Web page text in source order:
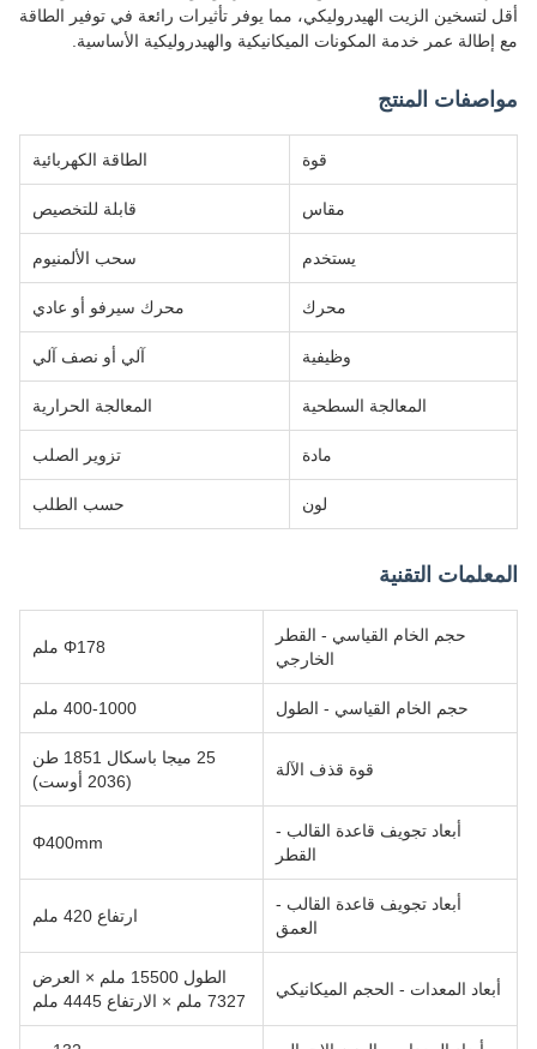
أقل لتسخين الزيت الهيدروليكي، مما يوفر تأثيرات رائعة في توفير الطاقة
مع إطالة عمر خدمة المكونات الميكانيكية والهيدروليكية الأساسية.
مواصفات المنتج
قوة الطاقة الكهربائية
مقاس قابلة للتخصيص
يستخدم سحب الألمنيوم
محرك محرك سيرفو أو عادي
وظيفية آلي أو نصف آلي
المعالجة السطحية المعالجة الحرارية
مادة تزوير الصلب
لون حسب الطلب
المعلمات التقنية
حجم الخام القياسي - القطر
الخارجي
Φ178 ملم
حجم الخام القياسي - الطول 400-1000 ملم
قوة قذف الآلة
25 ميجا باسكال 1851 طن
(2036 أوست)
أبعاد تجويف قاعدة القالب -
القطر
Φ400mm
أبعاد تجويف قاعدة القالب -
العمق
ارتفاع 420 ملم
أبعاد المعدات - الحجم الميكانيكي
الطول 15500 ملم × العرض
7327 ملم × الارتفاع 4445 ملم